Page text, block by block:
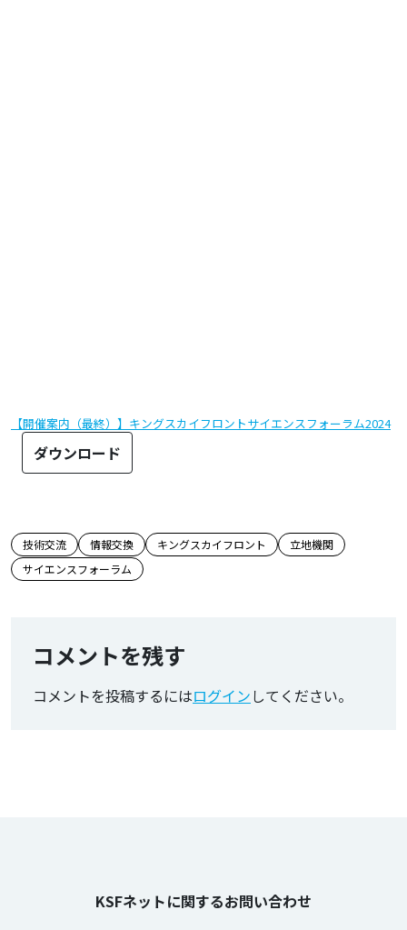
【開催案内（最終）】キングスカイフロントサイエンスフォーラム2024
ダウンロード
この記事のタグ
技術交流 情報交換 キングスカイフロント
立地機関
サイエンスフォーラム
コメントを残す
コメントを投稿するにはログインしてください。
KSFネットに関するお問い合わせ